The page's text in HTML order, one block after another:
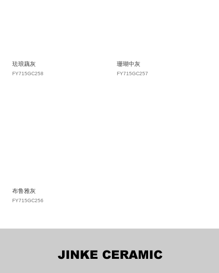
珐琅藕灰
FY715GC258
珊瑚中灰
FY715GC257
布鲁雅灰
FY715GC256